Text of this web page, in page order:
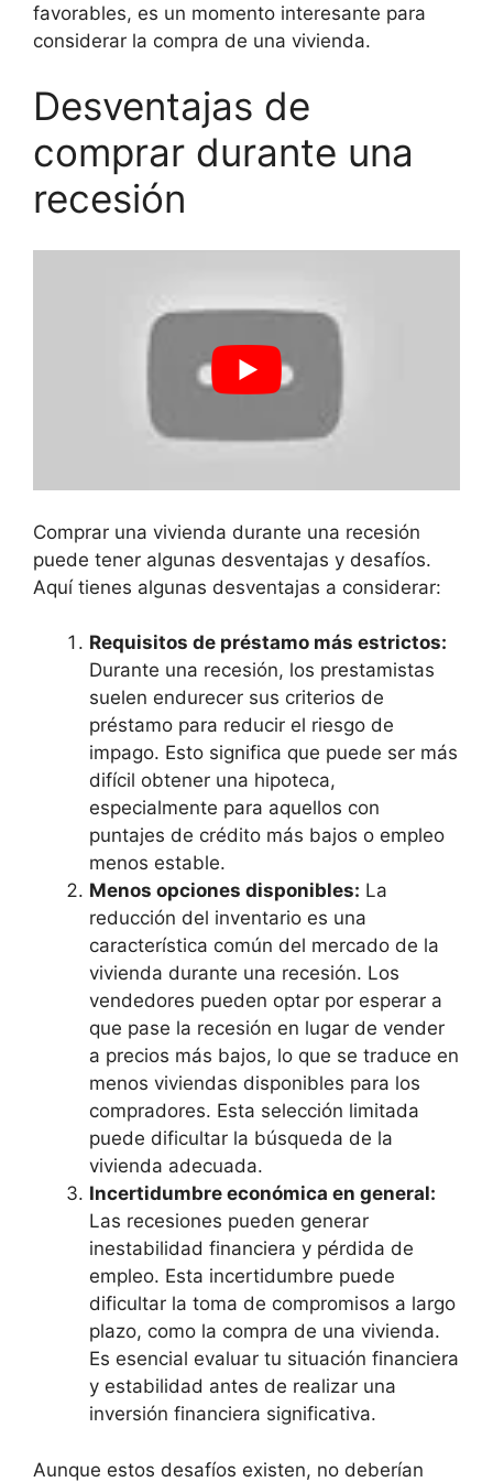
favorables, es un momento interesante para
considerar la compra de una vivienda.
Desventajas de
comprar durante una
recesión
Comprar una vivienda durante una recesión
puede tener algunas desventajas y desafíos.
Aquí tienes algunas desventajas a considerar:
Requisitos de préstamo más estrictos:
Durante una recesión, los prestamistas
suelen endurecer sus criterios de
préstamo para reducir el riesgo de
impago. Esto significa que puede ser más
difícil obtener una hipoteca,
especialmente para aquellos con
puntajes de crédito más bajos o empleo
menos estable.
Menos opciones disponibles: La
reducción del inventario es una
característica común del mercado de la
vivienda durante una recesión. Los
vendedores pueden optar por esperar a
que pase la recesión en lugar de vender
a precios más bajos, lo que se traduce en
menos viviendas disponibles para los
compradores. Esta selección limitada
puede dificultar la búsqueda de la
vivienda adecuada.
Incertidumbre económica en general:
Las recesiones pueden generar
inestabilidad financiera y pérdida de
empleo. Esta incertidumbre puede
dificultar la toma de compromisos a largo
plazo, como la compra de una vivienda.
Es esencial evaluar tu situación financiera
y estabilidad antes de realizar una
inversión financiera significativa.
Aunque estos desafíos existen, no deberían